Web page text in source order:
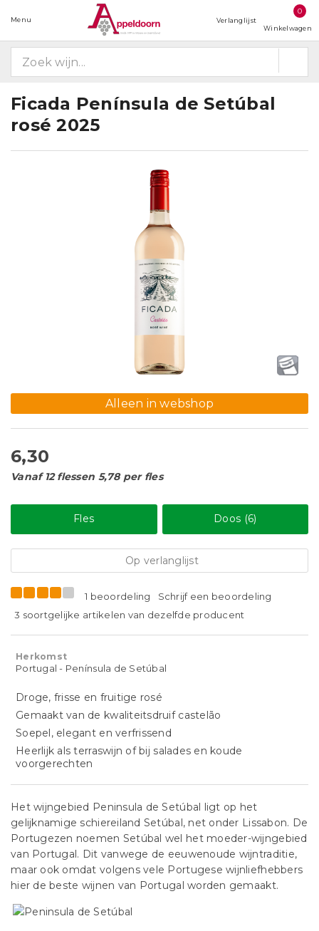
Menu Verlanglijst
0
Winkelwagen
Ficada Península de Setúbal
rosé 2025
Alleen in webshop
6,30
Vanaf 12 flessen 5,78 per fles
Fles Doos (6)
Op verlanglijst
1 beoordeling
Schrijf een beoordeling
3 soortgelijke artikelen van dezelfde producent
Herkomst
Portugal - Península de Setúbal
Droge, frisse en fruitige rosé
Gemaakt van de kwaliteitsdruif castelão
Soepel, elegant en verfrissend
Heerlijk als terraswijn of bij salades en koude
voorgerechten
Het wijngebied Peninsula de Setúbal ligt op het
gelijknamige schiereiland Setúbal, net onder Lissabon. De
Portugezen noemen Setúbal wel het moeder-wijngebied
van Portugal. Dit vanwege de eeuwenoude wijntraditie,
maar ook omdat volgens vele Portugese wijnliefhebbers
hier de beste wijnen van Portugal worden gemaakt.